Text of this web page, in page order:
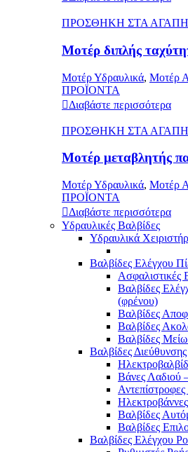
ΠΡΟΣΘΗΚΗ ΣΤΑ
Μοτέρ διπλής
Μοτέρ Υδραυλικά, Μοτέρ
ΠΡΟΪΟΝΤΑ
Διαβάστε περισσότερα
ΠΡΟΣΘΗΚΗ ΣΤΑ
Μοτέρ μεταβλητής
Μοτέρ Υδραυλικά, Μοτέρ
ΠΡΟΪΟΝΤΑ
Διαβάστε περισσότερα
Υδραυλικές Βαλβίδες
Υδραυλικά
Βαλβίδες Ελέγχου
Ασφαλιστικές
Βαλβίδες
(φρένου)
Βαλβίδες
Βαλβίδες
Βαλβίδες
Βαλβίδες Διεύθυνσης
Βάνες Λαδιού
Βαλβίδες
Βαλβίδες
Βαλβίδες Ελέγχου